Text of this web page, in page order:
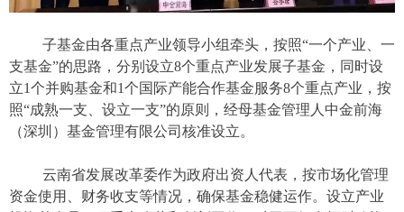
子基金由各重点产业领导小组牵头，按照“一个产业、一
支基金”的思路，分别设立8个重点产业发展子基金，同时设
立1个并购基金和1个国际产能合作基金服务8个重点产业，按
照“成熟一支、设立一支”的原则，经母基金管理人中金前海
（深圳）基金管理有限公司核准设立。
云南省发展改革委作为政府出资人代表，按市场化管理
资金使用、财务收支等情况，确保基金稳健运作。设立产业